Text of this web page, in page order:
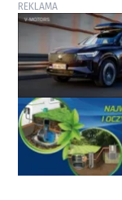
REKLAMA